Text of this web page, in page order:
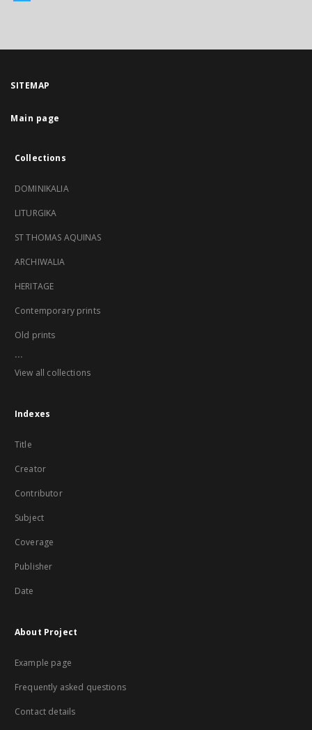
SITEMAP
Main page
Collections
DOMINIKALIA
LITURGIKA
ST THOMAS AQUINAS
ARCHIWALIA
HERITAGE
Contemporary prints
Old prints
...
View all collections
Indexes
Title
Creator
Contributor
Subject
Coverage
Publisher
Date
About Project
Example page
Frequently asked questions
Contact details